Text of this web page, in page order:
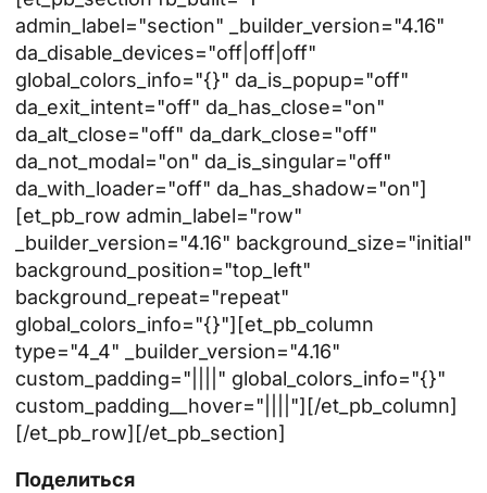
admin_label="section" _builder_version="4.16"
da_disable_devices="off|off|off"
global_colors_info="{}" da_is_popup="off"
da_exit_intent="off" da_has_close="on"
da_alt_close="off" da_dark_close="off"
da_not_modal="on" da_is_singular="off"
da_with_loader="off" da_has_shadow="on"]
[et_pb_row admin_label="row"
_builder_version="4.16" background_size="initial"
background_position="top_left"
background_repeat="repeat"
global_colors_info="{}"][et_pb_column
type="4_4" _builder_version="4.16"
custom_padding="||||" global_colors_info="{}"
custom_padding__hover="||||"][/et_pb_column]
[/et_pb_row][/et_pb_section]
Поделиться